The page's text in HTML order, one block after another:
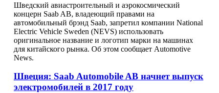
Шведский авиастроительный и аэрокосмический
концерн Saab AB, владеющий правами на
автомобильный брэнд Saab, запретил компании National
Electric Vehicle Sweden (NEVS) использовать
оригинальное название и логотип марки на машинах
для китайского рынка. Об этом сообщает Automotive
News.
Швеция: Saab Automobile AB начнет выпуск
электромобилей в 2017 году